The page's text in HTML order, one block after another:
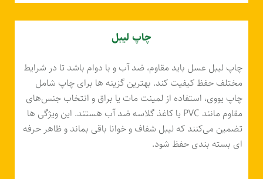
چاپ لیبل
چاپ لیبل عسل باید مقاوم، ضد آب و با دوام باشد تا در شرایط
مختلف حفظ کیفیت کند. بهترین گزینه ها برای چاپ شامل
چاپ یووی، استفاده از لمینت مات یا براق و انتخاب جنس‌های
مقاوم مانند PVC یا کاغذ گلاسه ضد آب هستند. این ویژگی ها
تضمین می‌کنند که لیبل شفاف و خوانا باقی بماند و ظاهر حرفه
ای بسته‌ بندی حفظ شود.